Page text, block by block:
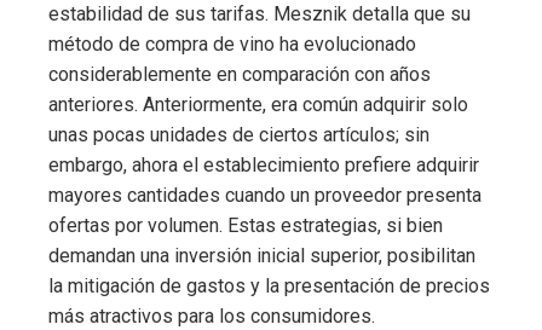
estabilidad de sus tarifas. Mesznik detalla que su
método de compra de vino ha evolucionado
considerablemente en comparación con años
anteriores. Anteriormente, era común adquirir solo
unas pocas unidades de ciertos artículos; sin
embargo, ahora el establecimiento prefiere adquirir
mayores cantidades cuando un proveedor presenta
ofertas por volumen. Estas estrategias, si bien
demandan una inversión inicial superior, posibilitan
la mitigación de gastos y la presentación de precios
más atractivos para los consumidores.